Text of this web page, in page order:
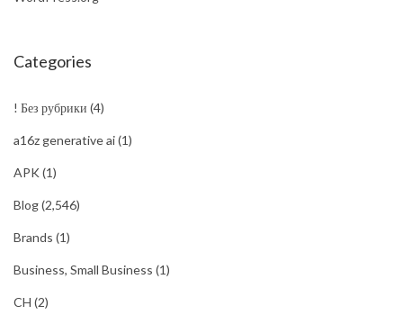
Categories
! Без рубрики (4)
a16z generative ai(1)
APK (1)
Blog(2,546)
Brands (1)
Business, Small Business (1)
CH (2)